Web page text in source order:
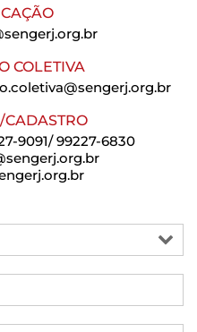
COLETIVA
9091/ 99227-6830